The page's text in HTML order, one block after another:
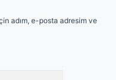
adım, e-posta adresim ve